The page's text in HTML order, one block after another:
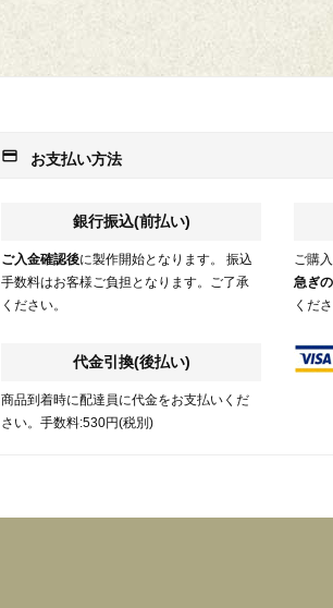
payment お支払い方法
銀行振込(前払い)
ご入金確認後に製作開始となります。 振込
手数料はお客様ご負担となります。ご了承
ください。
代金引換(後払い)
商品到着時に配達員に代金をお支払いくだ
さい。手数料:530円(税別)
ご購
急ぎ
くださ